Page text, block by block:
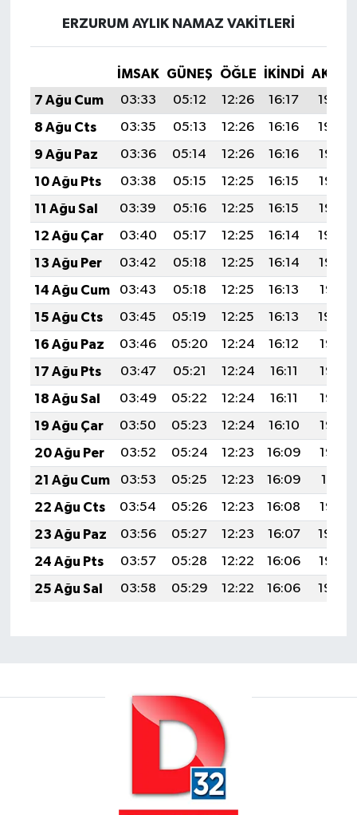
ERZURUM AYLIK NAMAZ VAKITLERI
İMSAK GÜNEŞ ÖĞLE İKINDI
7 Ağu Cum
03:33 05:12 12:26 16:17
19:30
8 Ağu Cts
03:35 05:13 12:26 16:16
19:29
9 Ağu Paz
03:36 05:14 12:26 16:16
19:27
10 Ağu Pts
03:38 05:15 12:25 16:15
19:26
11 Ağu Sal
03:39 05:16 12:25 16:15
19:25
12 Ağu Çar
03:40 05:17 12:25 16:14
19:24
13 Ağu Per
03:42 05:18 12:25 16:14
19:22
14 Ağu Cum
03:43 05:18 12:25 16:13
19:21
15 Ağu Cts
03:45 05:19 12:25 16:13
19:20
16 Ağu Paz
03:46 05:20 12:24 16:12
19:18
17 Ağu Pts
03:47 05:21 12:24 16:11
19:17
18 Ağu Sal
03:49 05:22 12:24 16:11
19:16
19 Ağu Çar
03:50 05:23 12:24 16:10
19:14
20 Ağu Per
03:52 05:24 12:23 16:09
19:13
21 Ağu Cum
03:53 05:25 12:23 16:09
19:11
22 Ağu Cts
03:54 05:26 12:23 16:08
19:10
23 Ağu Paz
03:56 05:27 12:23 16:07
19:08
24 Ağu Pts
03:57 05:28 12:22 16:06
19:07
25 Ağu Sal
03:58 05:29 12:22 16:06 19:05